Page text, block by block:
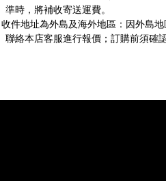
準時，將補收寄送運費。
收件地址為外島及海外地區：因外島
聯絡本店客服進行報價；訂購前須確